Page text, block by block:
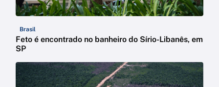
Brasil
Feto é encontrado no banheiro do Sírio-Libanês, em
SP